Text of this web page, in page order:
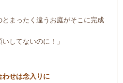
まったく違うお庭がそこに完成
してないのに！」
せは念入りに